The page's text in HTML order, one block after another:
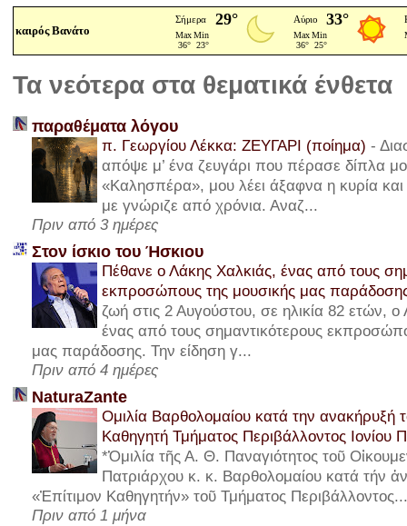
καιρός Βανάτο
Τα νεότερα στα θεματικά ένθετα
παραθέματα λόγου
π. Γεωργίου Λέκκα: ΖΕΥΓΑΡΙ (ποίημα) -
απόψε μ’ ένα ζευγάρι που πέρασε δίπλα
«Καλησπέρα», μου λέει άξαφνα η κυρία και
με γνώριζε από χρόνια. Αναζ...
Πριν από 3 ημέρες
Στον ίσκιο του Ήσκιου
Πέθανε ο Λάκης Χαλκιάς, ένας από τους
εκπροσώπους της μουσικής μας
ζωή στις 2 Αυγούστου, σε ηλικία 82 ετών, ο
ένας από τους σημαντικότερους
μας παράδοσης. Την είδηση γ...
Πριν από 4 ημέρες
NaturaZante
Ομιλία Βαρθολομαίου κατά την ανακήρυξή
Καθηγητή Τμήματος Περιβάλλοντος Ιονίου
*Ὁμιλία τῆς Α. Θ. Παναγιότητος τοῦ
Πατριάρχου κ. κ. Βαρθολομαίου κατά τήν
«Ἐπίτιμον Καθηγητήν» τοῦ Τμήματος Περιβάλλοντος...
Πριν από 1 μήνα